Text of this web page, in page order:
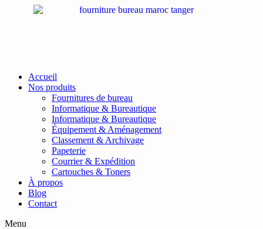
Accueil
Nos produits
Fournitures de bureau
Informatique & Bureautique
Informatique & Bureautique
Équipement & Aménagement
Classement & Archivage
Papeterie
Courrier & Expédition
Cartouches & Toners
À propos
Blog
Contact
Menu